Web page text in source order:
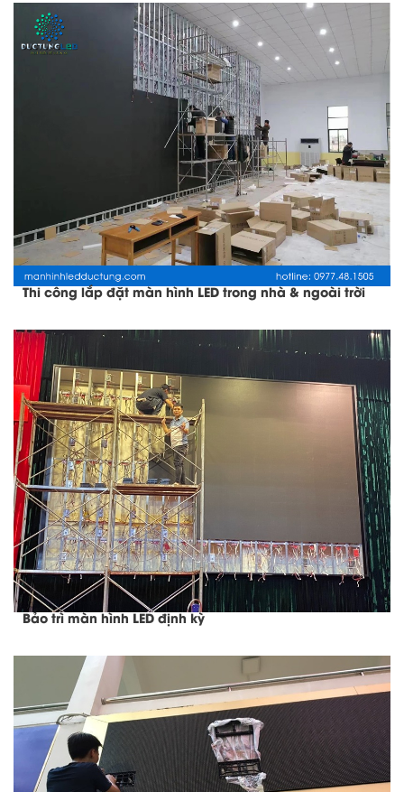
Thi công lắp đặt màn hình LED trong nhà & ngoài trời
Bảo trì màn hình LED định kỳ